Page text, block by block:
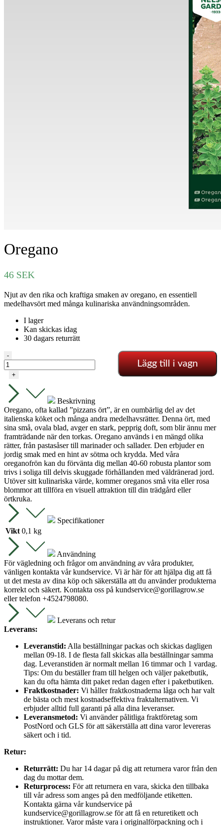
Oregano
46 SEK
Njut av den rika och kraftiga smaken av oregano, en essentiell
medelhavsört med många kulinariska användningsområden.
I lager
Kan skickas idag
30 dagars returrätt
Oregano
mängd
-
+
Lägg till i vagn
Beskrivning
Oregano, ofta kallad ”pizzans ört”, är en oumbärlig del av det
italienska köket och många andra medelhavsrätter. Denna ört, med
sina små, ovala blad, avger en stark, pepprig doft, som blir ännu mer
framträdande när den torkas. Oregano används i en mängd olika
rätter, från pastasåser till marinader och sallader. Den erbjuder en
jordig smak med en hint av sötma och krydda. Med våra
oreganofrön kan du förvänta dig mellan 40-60 robusta plantor som
trivs i soliga till delvis skuggade förhållanden med väldränerad jord.
Utöver sitt kulinariska värde, kommer oreganos små vita eller rosa
blommor att tillföra en visuell attraktion till din trädgård eller
örtkruka.
Specifikationer
Vikt 0,1 kg
Användning
För vägledning och frågor om användning av våra produkter,
vänligen kontakta vår kundservice. Vi är här för att hjälpa dig att få
ut det mesta av dina köp och säkerställa att du använder produkterna
korrekt och säkert. Kontakta oss på kundservice@gorillagrow.se
eller telefon +4524798080.
Leverans och retur
Leverans:
Leveranstid: Alla beställningar packas och skickas dagligen
mellan 09-18. I de flesta fall skickas alla beställningar samma
dag. Leveranstiden är normalt mellan 16 timmar och 1 vardag.
Tips: Om du beställer fram till helgen och väljer paketbutik,
kan du ofta hämta ditt paket redan dagen efter i paketbutiken.
Fraktkostnader: Vi håller fraktkostnaderna låga och har valt
de bästa och mest kostnadseffektiva fraktalternativen. Vi
erbjuder alltid full garanti på alla dina leveranser.
Leveransmetod: Vi använder pålitliga fraktföretag som
PostNord och GLS för att säkerställa att dina varor levereras
säkert och i tid.
Retur:
Returrätt: Du har 14 dagar på dig att returnera varor från den
dag du mottar dem.
Returprocess: För att returnera en vara, skicka den tillbaka
till vår adress som anges på den medföljande etiketten.
Kontakta gärna vår kundservice på
kundservice@gorillagrow.se för att få en returetikett och
instruktioner. Varor måste vara i originalförpackning och i